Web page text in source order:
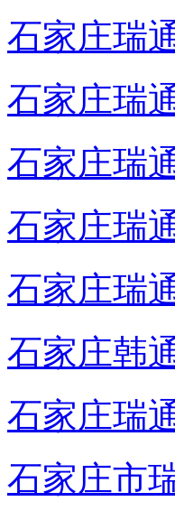
石家庄瑞
石家庄瑞
石家庄瑞
石家庄瑞
石家庄瑞
石家庄韩
石家庄瑞
石家庄市